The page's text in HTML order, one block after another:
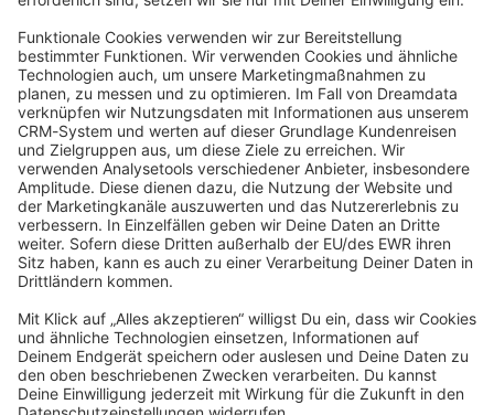
community@shopware.com
Company
Press
Jobs
Newsletter
Store
Shopware 6 Handbook by